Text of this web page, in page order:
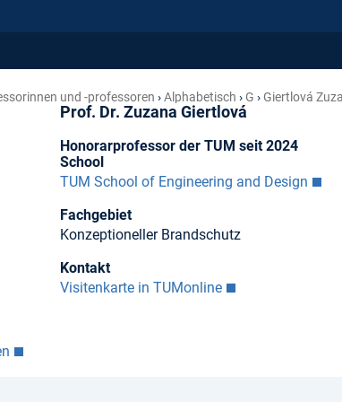
und -professoren Alphabetisch G Giertlová
Prof. Dr. Zuzana Giertlová
Honorarprofessor der TUM seit 2024
School
TUM School of Engineering and Design
Fachgebiet
Konzeptioneller Brandschutz
Kontakt
Visitenkarte in TUMonline